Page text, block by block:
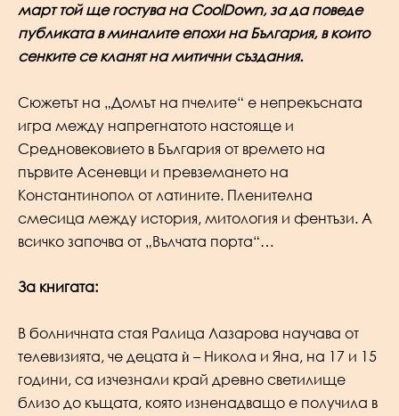
март той ще гостува на CoolDown, за да поведе
публиката в миналите епохи на България, в които
сенките се кланят на митични създания.
Сюжетът на „Домът на пчелите“ е непрекъсната
игра между напрегнатото настояще и
Средновековието в България от времето на
първите Асеневци и превземането на
Константинопол от латините. Пленителна
смесица между история, митология и фентъзи. А
всичко започва от „Вълчата порта“…
За книгата:
В болничната стая Ралица Лазарова научава от
телевизията, че децата ѝ – Никола и Яна, на 17 и 15
години, са изчезнали край древно светилище
близо до къщата, която изненадващо е получила в